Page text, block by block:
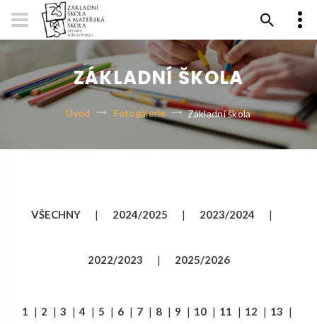
ZÁKLADNÍ ŠKOLA
Úvod Fotogalerie Základní škola
VŠECHNY | 2024/2025 | 2023/2024 |
2022/2023 | 2025/2026
1 | 2 | 3 | 4 | 5 | 6 | 7 | 8 | 9 | 10 | 11 | 12 | 13 |